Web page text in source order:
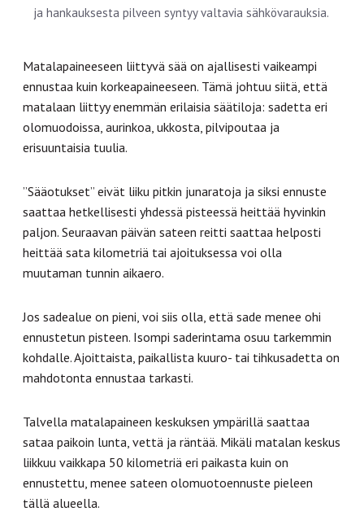
ja hankauksesta pilveen syntyy valtavia sähkövarauksia.
Matalapaineeseen liittyvä sää on ajallisesti vaikeampi
ennustaa kuin korkeapaineeseen. Tämä johtuu siitä, että
matalaan liittyy enemmän erilaisia säätiloja: sadetta eri
olomuodoissa, aurinkoa, ukkosta, pilvipoutaa ja
erisuuntaisia tuulia.
”Sääotukset” eivät liiku pitkin junaratoja ja siksi ennuste
saattaa hetkellisesti yhdessä pisteessä heittää hyvinkin
paljon. Seuraavan päivän sateen reitti saattaa helposti
heittää sata kilometriä tai ajoituksessa voi olla
muutaman tunnin aikaero.
Jos sadealue on pieni, voi siis olla, että sade menee ohi
ennustetun pisteen. Isompi saderintama osuu tarkemmin
kohdalle. Ajoittaista, paikallista kuuro- tai tihkusadetta on
mahdotonta ennustaa tarkasti.
Talvella matalapaineen keskuksen ympärillä saattaa
sataa paikoin lunta, vettä ja räntää. Mikäli matalan keskus
liikkuu vaikkapa 50 kilometriä eri paikasta kuin on
ennustettu, menee sateen olomuotoennuste pieleen
tällä alueella.